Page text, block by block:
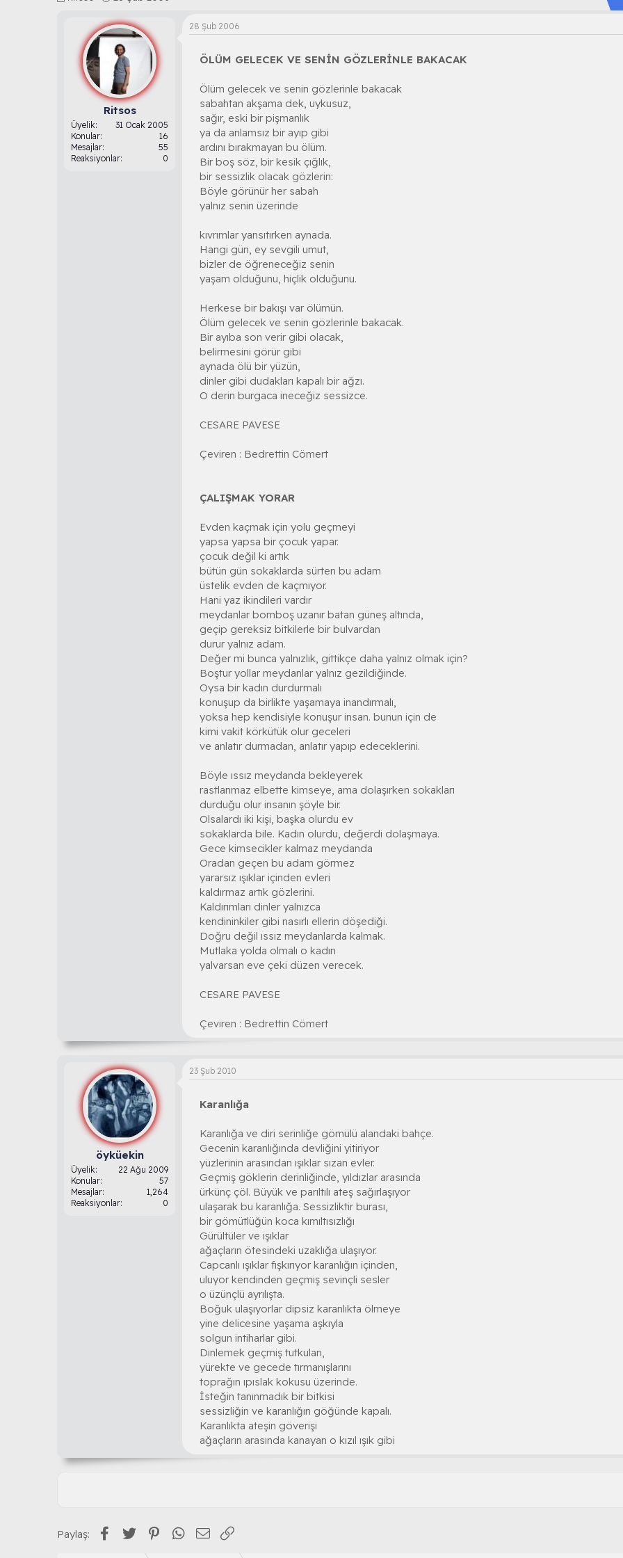
a
a
ş
l
a
n
g
ı
ç
t
a
h
Ritsos
Üyelik
31 Ocak 2005
Konular
16
Mesajlar
55
Reaksiyonlar
0
28 Şub 2006
ÖLÜM GELECEK VE SENİN GÖZLERİNLE BAKACAK
Ölüm gelecek ve senin gözlerinle bakacak
sabahtan akşama dek, uykusuz,
sağır, eski bir pişmanlık
ya da anlamsız bir ayıp gibi
ardını bırakmayan bu ölüm.
Bir boş söz, bir kesik çığlık,
bir sessizlik olacak gözlerin:
Böyle görünür her sabah
yalnız senin üzerinde
kıvrımlar yansıtırken aynada.
Hangi gün, ey sevgili umut,
bizler de öğreneceğiz senin
yaşam olduğunu, hiçlik olduğunu.
Herkese bir bakışı var ölümün.
Ölüm gelecek ve senin gözlerinle bakacak.
Bir ayıba son verir gibi olacak,
belirmesini görür gibi
aynada ölü bir yüzün,
dinler gibi dudakları kapalı bir ağzı.
O derin burgaca ineceğiz sessizce.
CESARE PAVESE
Çeviren : Bedrettin Cömert
ÇALIŞMAK YORAR
Evden kaçmak için yolu geçmeyi
yapsa yapsa bir çocuk yapar.
çocuk değil ki artık
bütün gün sokaklarda sürten bu adam
üstelik evden de kaçmıyor.
Hani yaz ikindileri vardır
meydanlar bomboş uzanır batan güneş altında,
geçip gereksiz bitkilerle bir bulvardan
durur yalnız adam.
Değer mi bunca yalnızlık, gittikçe daha yalnız olmak için?
Boştur yollar meydanlar yalnız gezildiğinde.
Oysa bir kadın durdurmalı
konuşup da birlikte yaşamaya inandırmalı,
yoksa hep kendisiyle konuşur insan. bunun için de
kimi vakit körkütük olur geceleri
ve anlatır durmadan, anlatır yapıp edeceklerini.
Böyle ıssız meydanda bekleyerek
rastlanmaz elbette kimseye, ama dolaşırken sokakları
durduğu olur insanın şöyle bir.
Olsalardı iki kişi, başka olurdu ev
sokaklarda bile. Kadın olurdu, değerdi dolaşmaya.
Gece kimsecikler kalmaz meydanda
Oradan geçen bu adam görmez
yararsız ışıklar içinden evleri
kaldırmaz artık gözlerini.
Kaldırımları dinler yalnızca
kendininkiler gibi nasırlı ellerin döşediği.
Doğru değil ıssız meydanlarda kalmak.
Mutlaka yolda olmalı o kadın
yalvarsan eve çeki düzen verecek.
CESARE PAVESE
Çeviren : Bedrettin Cömert
öyküekin
Üyelik
22 Ağu 2009
Konular
57
Mesajlar
1,264
Reaksiyonlar
0
23 Şub 2010
Karanlığa
Karanlığa ve diri serinliğe gömülü alandaki bahçe.
Gecenin karanlığında devliğini yitiriyor
yüzlerinin arasından ışıklar sızan evler.
Geçmiş göklerin derinliğinde, yıldızlar arasında
ürkünç çöl. Büyük ve parıltılı ateş sağırlaşıyor
ulaşarak bu karanlığa. Sessizliktir burası,
bir gömütlüğün koca kımıltısızlığı
Gürültüler ve ışıklar
ağaçların ötesindeki uzaklığa ulaşıyor.
Capcanlı ışıklar fışkırıyor karanlığın içinden,
uluyor kendinden geçmiş sevinçli sesler
o üzünçlü ayrılışta.
Boğuk ulaşıyorlar dipsiz karanlıkta ölmeye
yine delicesine yaşama aşkıyla
solgun intiharlar gibi.
Dinlemek geçmiş tutkuları,
yürekte ve gecede tırmanışlarını
toprağın ıpıslak kokusu üzerinde.
İsteğin tanınmadık bir bitkisi
sessizliğin ve karanlığın göğünde kapalı.
Karanlıkta ateşin göverişi
ağaçların arasında kanayan o kızıl ışık gibi
Paylaş: Facebook
Twitter PinterestWhatsApp
E-posta